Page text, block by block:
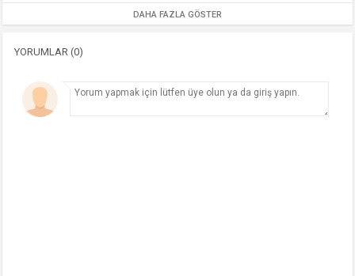
DAHA FAZLA GÖSTER
YORUMLAR (0)